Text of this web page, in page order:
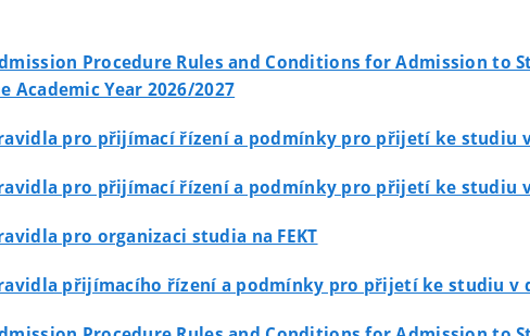
Procedure Rules and Conditions for Admission to
Academic Year 2026/2027
pro přijímací řízení a podmínky pro přijetí ke studiu
pro přijímací řízení a podmínky pro přijetí ke studiu
pro organizaci studia na FEKT
přijímacího řízení a podmínky pro přijetí ke studiu